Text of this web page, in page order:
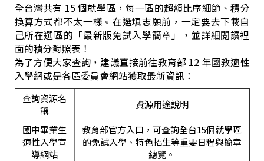
全台灣共有 15 個就學區，每一區的超額比序細節、積分
換算方式都不太一樣。在選填志願前，一定要去下載自
己所在選區的「最新版免試入學簡章」，並詳細閱讀裡
面的積分對照表！
為了方便大家查詢，建議直接前往教育部 12 年國教適性
入學網或是各區委員會網站獲取最新資訊：
查詢資源名
稱
資源用途說明
國中畢業生
適性入學宣
導網站
教育部官方入口，可查詢全台15個就學區
的免試入學、特色招生等重要日程與簡章
總覽。